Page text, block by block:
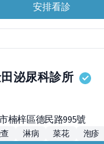
安排看診
泌尿科診所
楠梓區德民路995號
淋病 菜花 泡疹